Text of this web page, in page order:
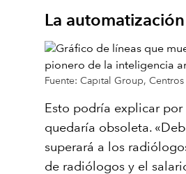
La
Fuente: Capital Group,
Esto podría explicar
quedaría obsoleta.
superará a los
de radiólogos y el